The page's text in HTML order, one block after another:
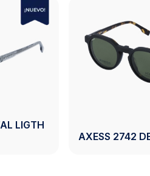
AXESS 2743 CRYSTAL
BROWN 50-19-140